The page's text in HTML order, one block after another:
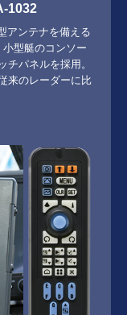
1032
アンテナを備える
型艇のコンソー
チパネルを採用。
来のレーダーに比